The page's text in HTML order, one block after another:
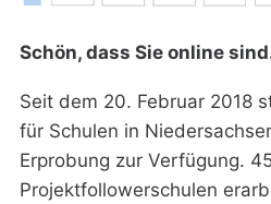
Schön, dass Sie online
Seit dem 20. Februar 2018
für Schulen in
Erprobung zur Verfügung.
Projektfollowerschulen